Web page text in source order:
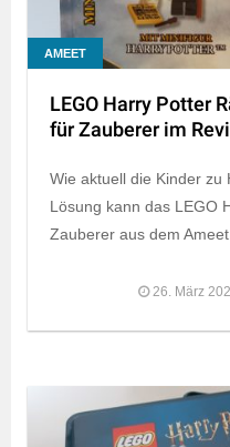
AMEET
LEGO Harry Potter
für Zauberer im
Wie aktuell die Kinder zu
Lösung kann das LEGO
Zauberer aus dem Ameet
26. März